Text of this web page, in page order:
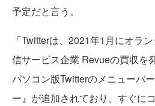
予定だと言う。
「Twitterは、2021年1月にオラ
信サービス企業 Revueの買収を
パソコン版Twitterのメニューバ
ー』が追加されており、すぐに